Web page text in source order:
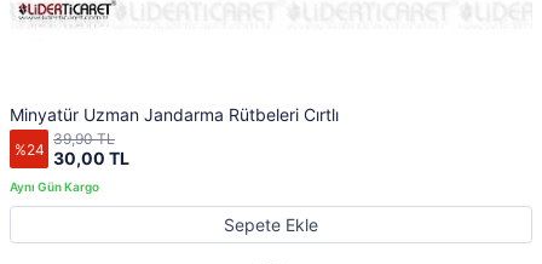
Minyatür Uzman Jandarma Rütbeleri Cırtlı
%24 30,00 TL
39,90 TL
Sepete Ekle